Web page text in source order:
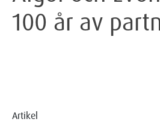
100 år av
Artikel